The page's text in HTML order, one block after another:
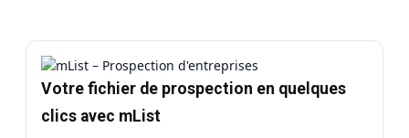
Votre fichier de prospection en quelques
clics avec mList